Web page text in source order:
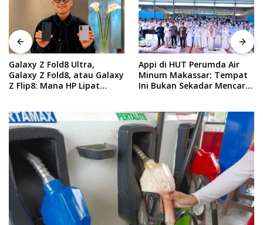
Appi di HUT Perumda Air
Minum Makassar: Tempat
Ini Bukan Sekadar Mencari
Progres Program MYP: 49
Ruas Jalan di Sulsel Dalam
Tahap Pengerjaan, 36